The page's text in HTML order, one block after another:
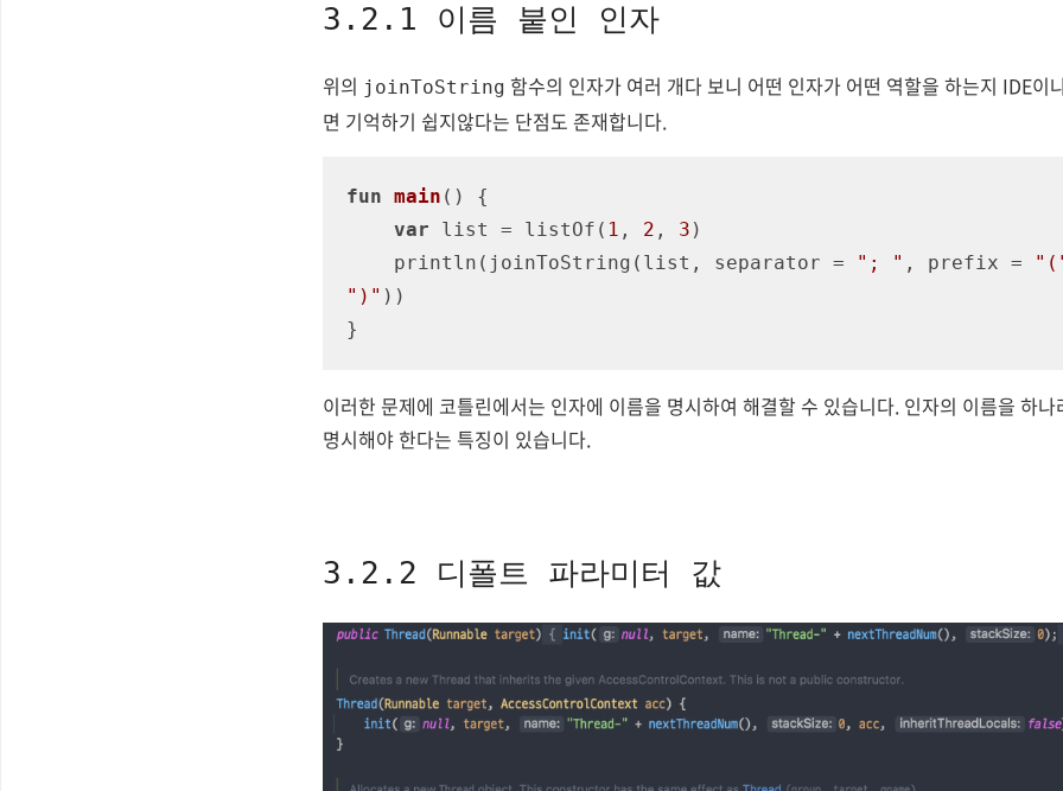
3.2.1 이름 붙인 인자
위의 joinToString 함수의 인자가 여러 개다 보니 어떤 인자가 어떤 역할을 하는지 IDE이
면 기억하기 쉽지않다는 단점도 존재합니다.
fun main ()
{
var list = listOf( 1 , 2 , 3 )
    println(joinToString(list, separator =
"; " , prefix =
")" ))
}
이러한 문제에 코틀린에서는 인자에 이름을 명시하여 해결할 수 있습니다. 인자의 이름을 하
명시해야 한다는 특징이 있습니다.
3.2.2 디폴트 파라미터 값